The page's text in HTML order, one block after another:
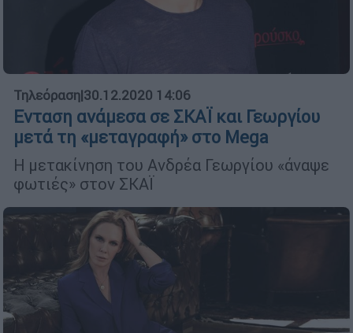
Τηλεόραση|30.12.2020 14:06
Ενταση ανάμεσα σε ΣΚΑΪ και Γεωργίου
μετά τη «μεταγραφή» στο Mega
Η μετακίνηση του Ανδρέα Γεωργίου «άναψε
φωτιές» στον ΣΚΑΪ